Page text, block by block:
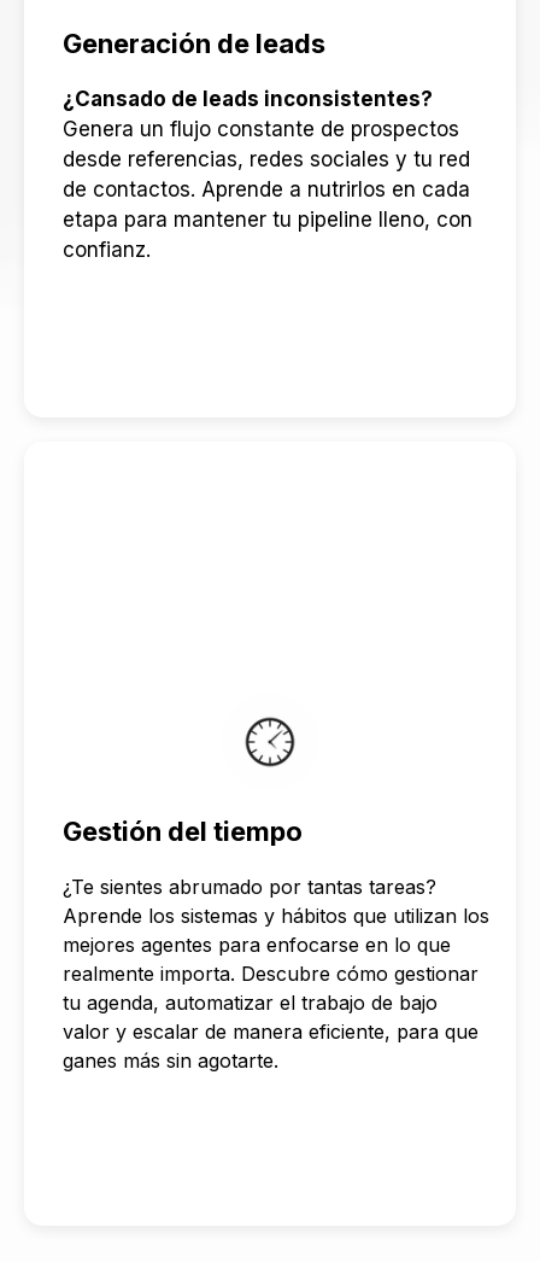
Generación de leads
¿Cansado de leads inconsistentes?
Genera un flujo constante de prospectos
desde referencias, redes sociales y tu red
de contactos. Aprende a nutrirlos en cada
etapa para mantener tu pipeline lleno, con
confianz.
Gestión del tiempo
¿Te sientes abrumado por tantas tareas?
Aprende los sistemas y hábitos que utilizan los
mejores agentes para enfocarse en lo que
realmente importa. Descubre cómo gestionar
tu agenda, automatizar el trabajo de bajo
valor y escalar de manera eficiente, para que
ganes más sin agotarte.